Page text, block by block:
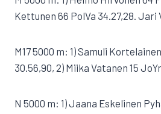
Kettunen 66 PolVa 34.27,28. Jari
M17 5000 m: 1) Samuli
30.56,90, 2) Miika Vatanen 15
N 5000 m: 1) Jaana Eskelinen